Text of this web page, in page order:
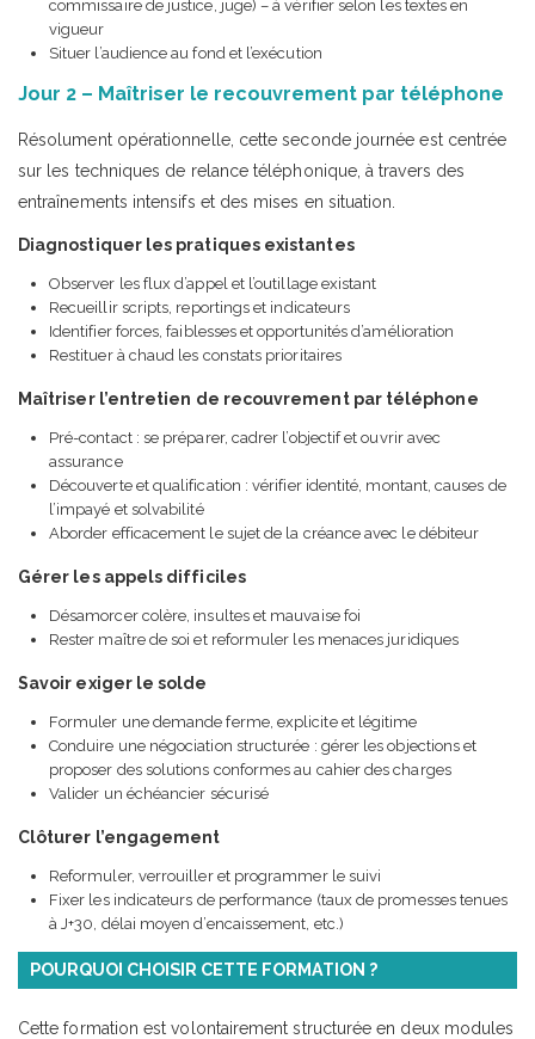
commissaire de justice, juge) – à vérifier selon les textes en
vigueur
Situer l’audience au fond et l’exécution
Jour 2 – Maîtriser le recouvrement par téléphone
Résolument opérationnelle, cette seconde journée est centrée
sur les techniques de relance téléphonique, à travers des
entraînements intensifs et des mises en situation.
Diagnostiquer les pratiques existantes
Observer les flux d’appel et l’outillage existant
Recueillir scripts, reportings et indicateurs
Identifier forces, faiblesses et opportunités d’amélioration
Restituer à chaud les constats prioritaires
Maîtriser l’entretien de recouvrement par téléphone
Pré-contact : se préparer, cadrer l’objectif et ouvrir avec
assurance
Découverte et qualification : vérifier identité, montant, causes de
l’impayé et solvabilité
Aborder efficacement le sujet de la créance avec le débiteur
Gérer les appels difficiles
Désamorcer colère, insultes et mauvaise foi
Rester maître de soi et reformuler les menaces juridiques
Savoir exiger le solde
Formuler une demande ferme, explicite et légitime
Conduire une négociation structurée : gérer les objections et
proposer des solutions conformes au cahier des charges
Valider un échéancier sécurisé
Clôturer l’engagement
Reformuler, verrouiller et programmer le suivi
Fixer les indicateurs de performance (taux de promesses tenues
à J+30, délai moyen d’encaissement, etc.)
POURQUOI CHOISIR CETTE FORMATION ?
Cette formation est volontairement structurée en deux modules